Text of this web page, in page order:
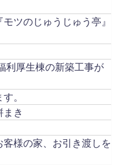
ツのじゅうじゅう亭』
利厚生棟の新築工事が
。
まき
客様の家、お引き渡しを